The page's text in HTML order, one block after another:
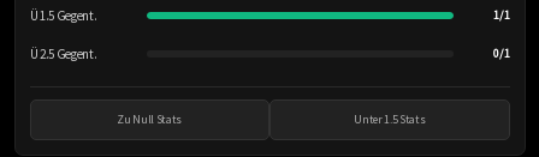
Ü 1.5 Gegent. 1/1
Ü 2.5 Gegent. 0/1
Zu Null Stats Unter 1.5 Stats